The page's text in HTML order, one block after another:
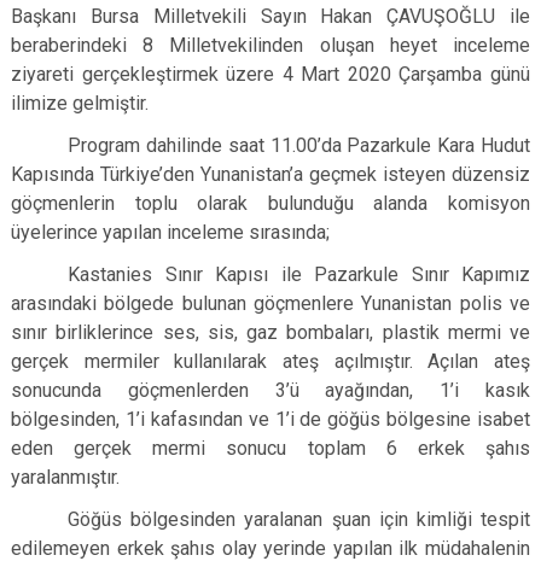
Başkanı Bursa Milletvekili Sayın Hakan ÇAVUŞOĞLU ile
beraberindeki 8 Milletvekilinden oluşan heyet inceleme
ziyareti gerçekleştirmek üzere 4 Mart 2020 Çarşamba günü
ilimize gelmiştir.
Program dahilinde saat 11.00’da Pazarkule Kara Hudut
Kapısında Türkiye’den Yunanistan’a geçmek isteyen düzensiz
göçmenlerin toplu olarak bulunduğu alanda komisyon
üyelerince yapılan inceleme sırasında;
Kastanies Sınır Kapısı ile Pazarkule Sınır Kapımız
arasındaki bölgede bulunan göçmenlere Yunanistan polis ve
sınır birliklerince ses, sis, gaz bombaları, plastik mermi ve
gerçek mermiler kullanılarak ateş açılmıştır. Açılan ateş
sonucunda göçmenlerden 3’ü ayağından, 1’i kasık
bölgesinden, 1’i kafasından ve 1’i de göğüs bölgesine isabet
eden gerçek mermi sonucu toplam 6 erkek şahıs
yaralanmıştır.
Göğüs bölgesinden yaralanan şuan için kimliği tespit
edilemeyen erkek şahıs olay yerinde yapılan ilk müdahalenin